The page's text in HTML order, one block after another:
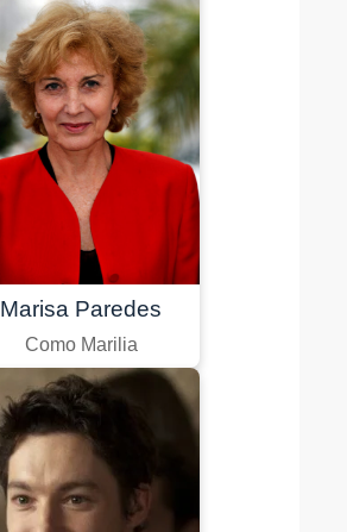
Marisa Paredes
Como Marilia